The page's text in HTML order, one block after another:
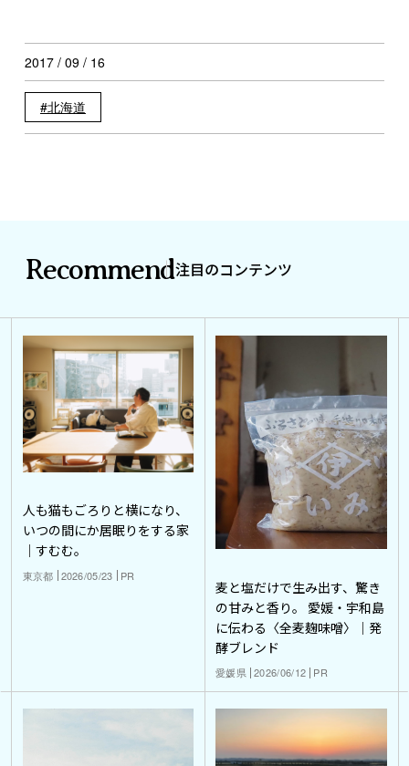
2017 / 09 / 16
北海道
Recommend注目のコンテンツ
人も猫もごろりと横になり、
いつの間にか居眠りをする家
｜すむむ。
東京都 2026/05/23 PR
麦と塩だけで生み出す、驚き
の甘みと香り。 愛媛・宇和島
に伝わる〈全麦麹味噌〉｜発
酵ブレンド
愛媛県 2026/06/12 PR